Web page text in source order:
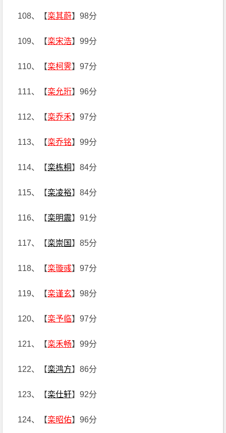
108、【栾其蔚】98分
109、【栾宋浩】99分
110、【栾柯霁】97分
111、【栾允珩】96分
112、【栾乔禾】97分
113、【栾乔铭】99分
114、【栾栋桐 】84分
115、【栾凌裕】84分
116、【栾明震】91分
117、【栾崇国 】85分
118、【栾璇彧】97分
119、【栾谨玄】98分
120、【栾予临】97分
121、【栾禾畅】99分
122、【栾鸿方】86分
123、【栾仕轩】92分
124、【栾昭佑】96分